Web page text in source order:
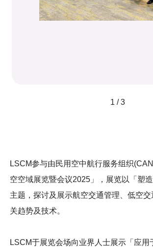
1 / 3
LSCM参与由民用空中航行服务组织
空空域展览暨会议2025」，展览以「塑
主题，探讨及展示航空交通管理、低空
关趋势及技术。
LSCM于展览会场向业界人士展示「应用